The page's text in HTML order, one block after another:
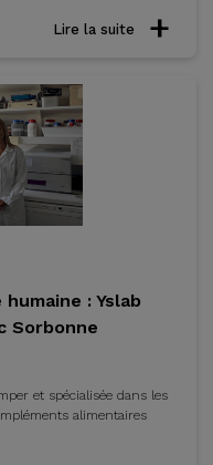
Lire la suite
: Yslab
Sorbonne
et spécialisée dans les
alimentaires